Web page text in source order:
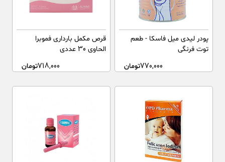
پودر لیدی میل فاسکا - طعم
توت فرنگی
770,000تومان
قرص مکمل بارداری فموبرا
الحاوی 30 عددی
718,000تومان